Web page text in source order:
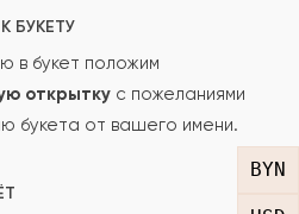
BYN
2015-08-25
БУКЕТУ
в букет положим
открытку с пожеланиями
букета от вашего имени.